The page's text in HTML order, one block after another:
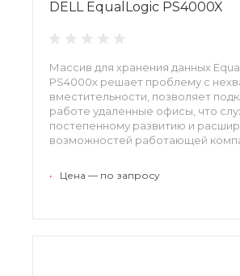
DELL EqualLogic PS4000X
Массив для хранения данных
PS4000x решает проблему с
вместительности, позволяет
работе удаленные офисы, что
постепенному развитию и
возможностей работающей
пользователь получает множество
• Цена — по запросу